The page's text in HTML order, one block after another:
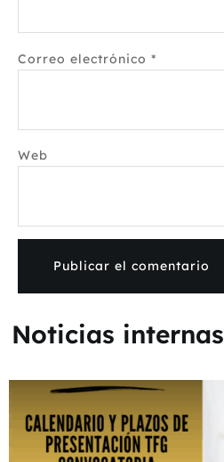
Correo electrónico *
Web
Noticias internas